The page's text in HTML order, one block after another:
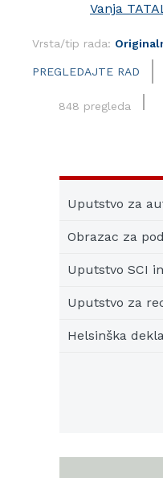
Vanja
Vrsta/tip rada:
PREGLEDAJTE RAD
848 pregleda
Uputstvo za
Obrazac za
Uputstvo SCI
Uputstvo za
Helsinška